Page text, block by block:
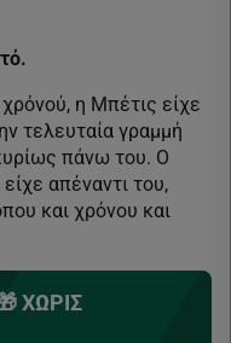
η Μπέτις είχε
τελευταία γραμμή
πάνω του. Ο
απέναντι του,
και χρόνου και
ΧΩΡΙΣ